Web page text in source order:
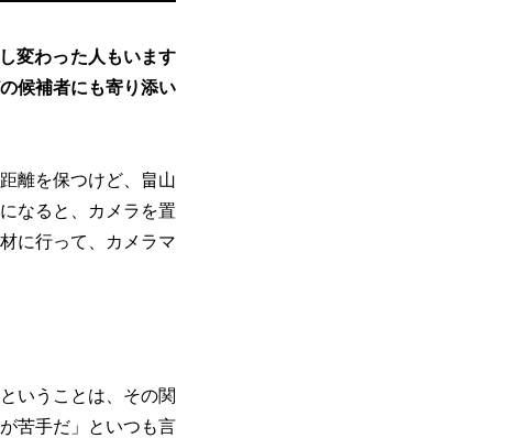
変わった人もいます
候補者にも寄り添い
離を保つけど、畠山
なると、カメラを置
に行って、カメラマ
いうことは、その関
苦手だ」といつも言